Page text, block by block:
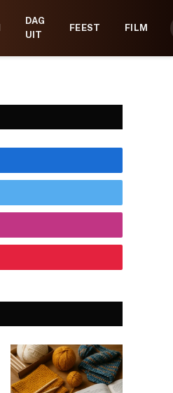
DAG
UIT
FEEST FILM